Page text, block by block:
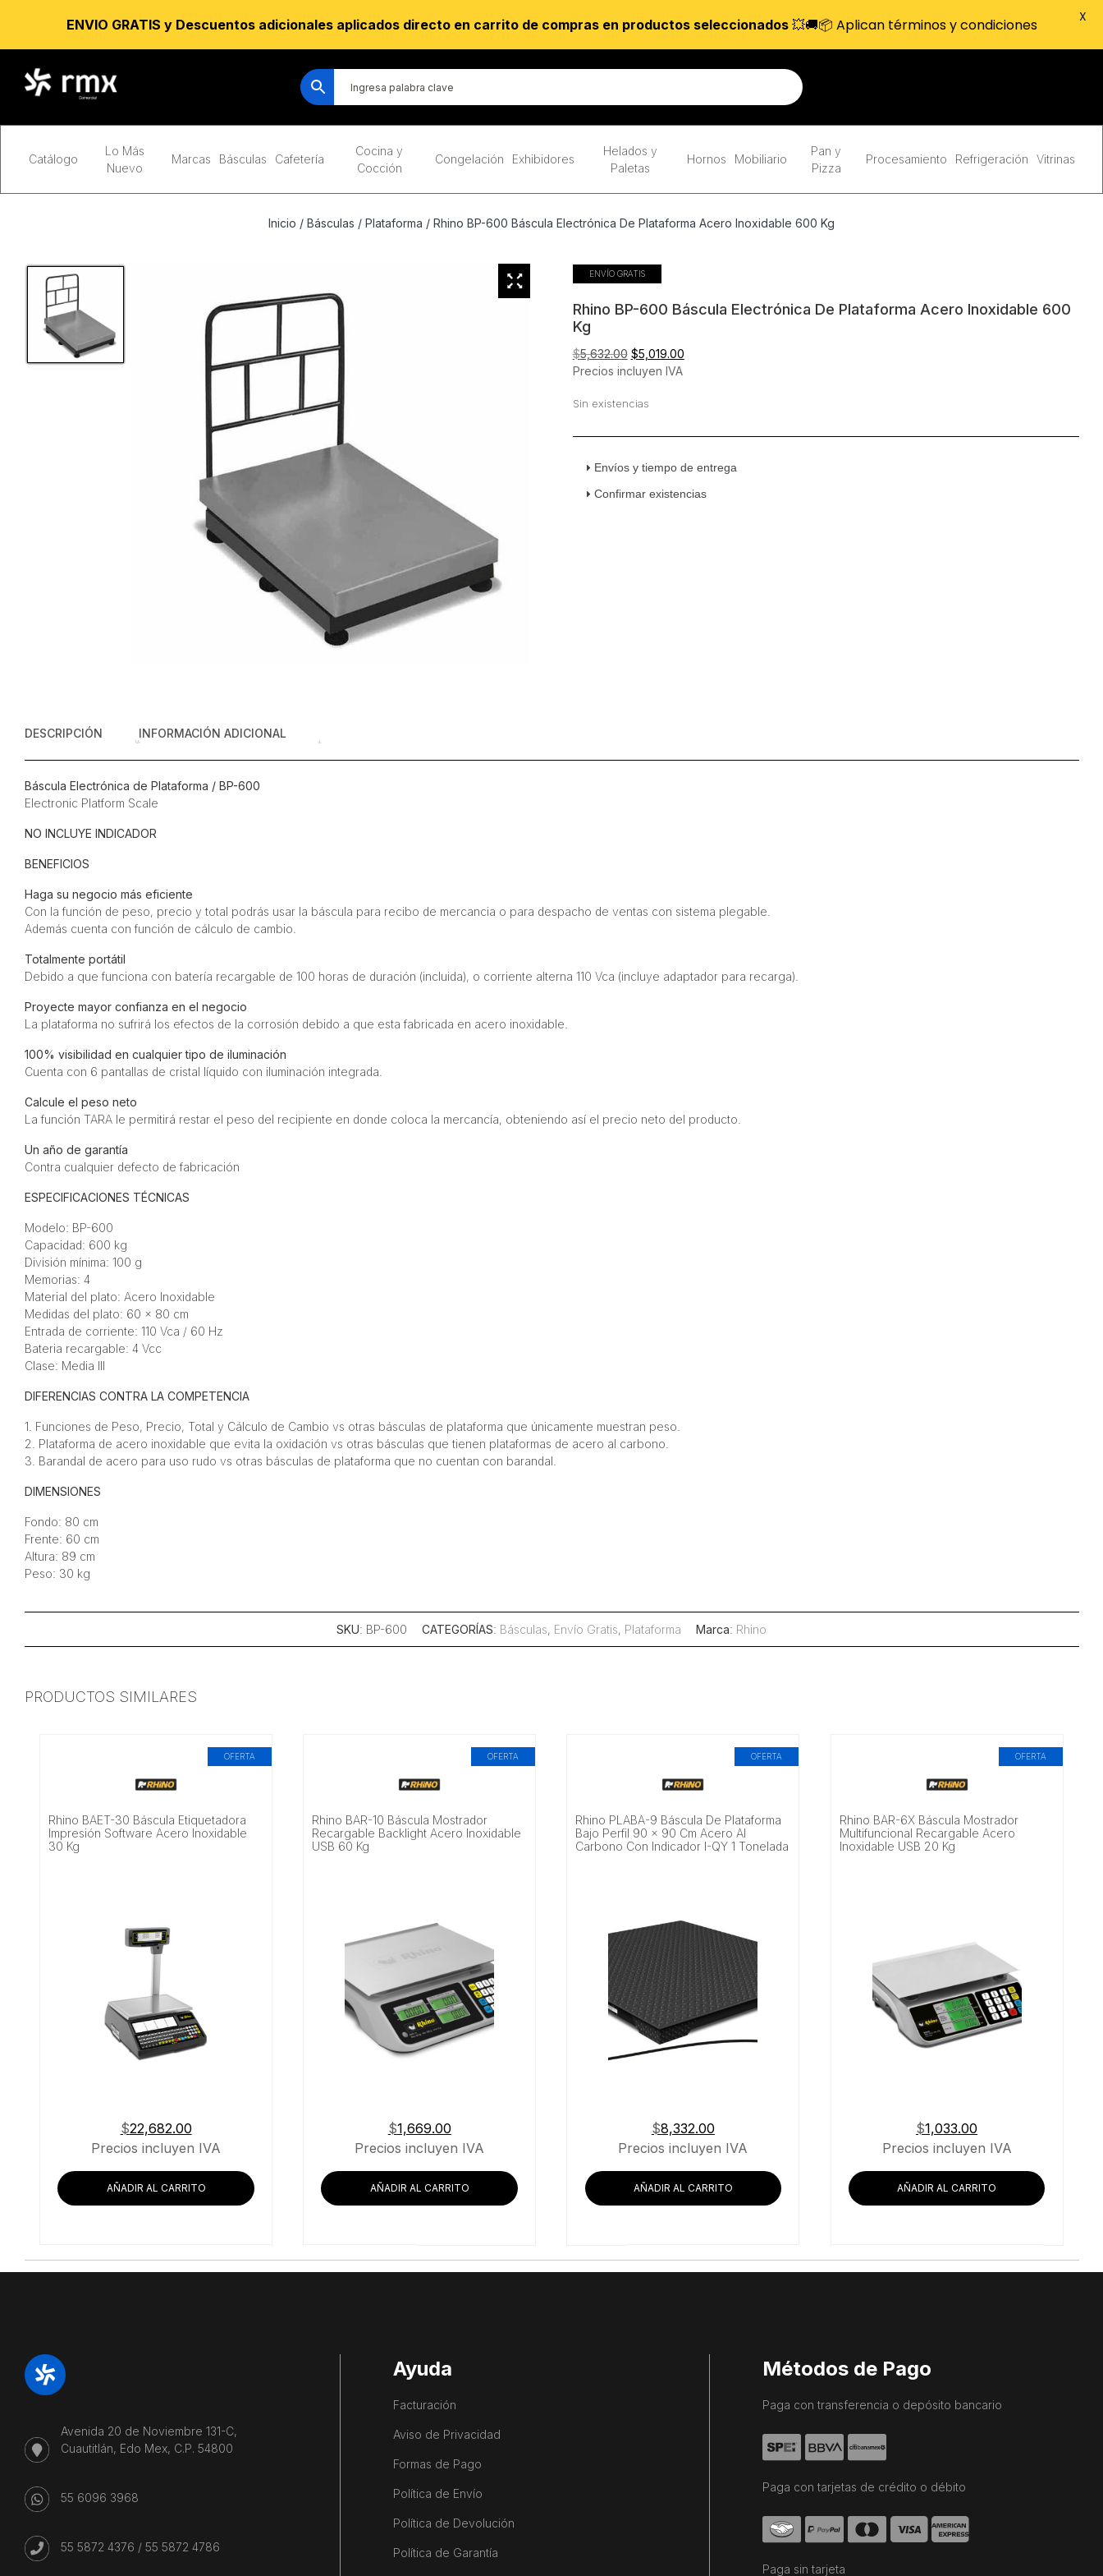
Catálogo
Lo Más
Nuevo
Marcas Básculas Cafetería
Cocina y
Cocción
Congelación Exhibidores
Helados y
Paletas
Hornos Mobiliario
Pan y
Pizza
Procesamiento Refrigeración Vitrinas
Inicio / Básculas / Plataforma / Rhino BP-600 Báscula Electrónica De Plataforma Acero Inoxidable 600 Kg
ENVÍO GRATIS
Rhino BP-600 Báscula Electrónica De Plataforma Acero Inoxidable 600
Kg
$5,632.00 El
precio
era:
$5,019.00El
Precios incluyen IVA
Sin existencias
Envíos y tiempo de entrega
Confirmar existencias
DESCRIPCIÓN INFORMACIÓN ADICIONAL
Báscula Electrónica de Plataforma / BP-600
Electronic Platform Scale
NO INCLUYE INDICADOR
BENEFICIOS
Haga su negocio más eficiente
Con la función de peso, precio y total podrás usar la báscula para recibo de mercancia o para despacho de ventas con sistema plegable.
Además cuenta con función de cálculo de cambio.
Totalmente portátil
Debido a que funciona con batería recargable de 100 horas de duración (incluida), o corriente alterna 110 Vca (incluye adaptador para recarga).
Proyecte mayor confianza en el negocio
La plataforma no sufrirá los efectos de la corrosión debido a que esta fabricada en acero inoxidable.
100% visibilidad en cualquier tipo de iluminación
Cuenta con 6 pantallas de cristal líquido con iluminación integrada.
Calcule el peso neto
La función TARA le permitirá restar el peso del recipiente en donde coloca la mercancía, obteniendo así el precio neto del producto.
Un año de garantía
Contra cualquier defecto de fabricación
ESPECIFICACIONES TÉCNICAS
Modelo: BP-600
Capacidad: 600 kg
División mínima: 100 g
Memorias: 4
Material del plato: Acero Inoxidable
Medidas del plato: 60 x 80 cm
Entrada de corriente: 110 Vca / 60 Hz
Bateria recargable: 4 Vcc
Clase: Media III
DIFERENCIAS CONTRA LA COMPETENCIA
1. Funciones de Peso, Precio, Total y Cálculo de Cambio vs otras básculas de plataforma que únicamente muestran peso.
2. Plataforma de acero inoxidable que evita la oxidación vs otras básculas que tienen plataformas de acero al carbono.
3. Barandal de acero para uso rudo vs otras básculas de plataforma que no cuentan con barandal.
DIMENSIONES
Fondo: 80 cm
Frente: 60 cm
Altura: 89 cm
Peso: 30 kg
SKU: BP-600 CATEGORÍAS: Básculas, Envío Gratis, Plataforma Marca: Rhino
PRODUCTOS SIMILARES
OFERTA
Rhino BAET-30 Báscula Etiquetadora
Impresión Software Acero Inoxidable
30 Kg
$22,682.00
Precios incluyen IVA
AÑADIR AL CARRITO
OFERTA
Rhino BAR-10 Báscula Mostrador
Recargable Backlight Acero Inoxidable
USB 60 Kg
$1,669.00
Precios incluyen IVA
AÑADIR AL CARRITO
OFERTA
Rhino PLABA-9 Báscula De Plataforma
Bajo Perfil 90 x 90 Cm Acero Al
Carbono Con Indicador I-QY 1 Tonelada
$8,332.00
Precios incluyen IVA
AÑADIR AL CARRITO
OFERTA
Rhino BAR-6X Báscula Mostrador
Multifuncional Recargable Acero
Inoxidable USB 20 Kg
$1,033.00
Precios incluyen IVA
AÑADIR AL CARRITO
Avenida 20 de Noviembre 131-C,
Cuautitlán, Edo Mex, C.P. 54800
55 6096 3968
55 5872 4376 / 55 5872 4786
Ayuda
Facturación
Aviso de Privacidad
Formas de Pago
Política de Envío
Política de Devolución
Política de Garantía
Métodos de Pago
Paga con transferencia o depósito bancario
Paga con tarjetas de crédito o débito
Paga sin tarjeta
ENVIO GRATIS y Descuentos adicionales aplicados directo en carrito de compras en productos seleccionados💥🚚📦 Aplican términos y condiciones X